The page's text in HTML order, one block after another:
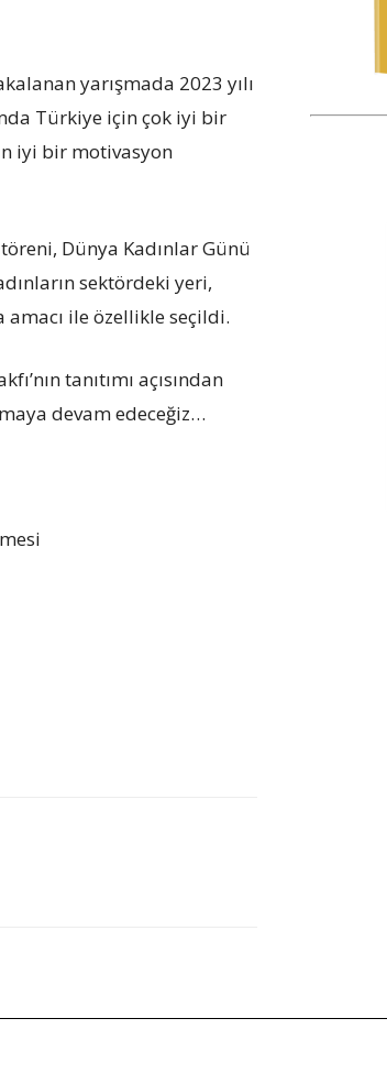
yarışmada 2023 yılı
Türkiye için çok iyi bir
iyi bir motivasyon
Dünya Kadınlar Günü
sektördeki yeri,
ile özellikle seçildi.
tanıtımı açısından
devam edeceğiz…